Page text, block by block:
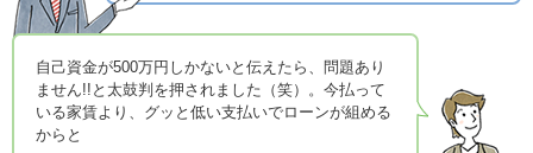
自己資金が500万円しかないと伝えたら、問題あり
ません!!と太鼓判を押されました（笑）。今払って
いる家賃より、グッと低い支払いでローンが組める
からと